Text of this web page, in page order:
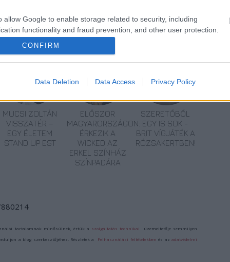
allow Google to enable storage related to security, including
functionality and fraud prevention, and other user protection.
CONFIRM
Data Deletion Data Access Privacy Policy
MUCSI ZOLTÁN
VISSZATÉR –
EGY ÉLETEM
STAND UP EST
ELŐSZÖR
MAGYARORSZÁGON:
ÉRKEZIK A
WICKED AZ
ERKEL SZÍNHÁZ
SZÍNPADÁRA
SZERETŐBŐL
EGY IS SOK -
BRIT VÍGJÁTÉK A
RÓZSAKERTBEN!
tartalomnak minősülnek, értük a szolgáltatás technikai üzemeltetője semmilyen
a blog szerkesztőjéhez. Részletek a Felhasználási feltételekben és azadatvédelmi